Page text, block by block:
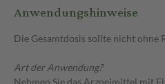
Anwendungshinweise
Die Gesamtdosis sollte nicht
Art der Anwendung?
Nehmen Sie das Arzneimittel mit